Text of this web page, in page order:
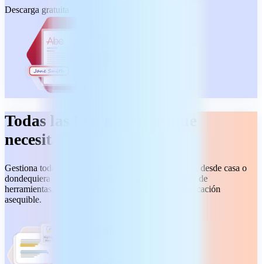
Descarga gratuita
Todas las herramientas que
necesitas
Gestiona todas tus tareas con PDF de principio a fin, desde casa o
dondequiera que estés. Disfruta de una amplia gama de
herramientas, perfectamente organizadas en una aplicación
asequible.